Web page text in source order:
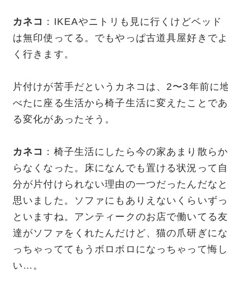
カネコ ：IKEAやニトリも見に行くけどベッド
は無印使ってる。でもやっぱ古道具屋好きでよ
く行きます。
片付けが苦手だというカネコは、2〜3年前に
べたに座る生活から椅子生活に変えたことであ
る変化があったそう。
カネコ ：椅子生活にしたら今の家あまり散らか
らなくなった。床になんでも置ける状況って自
分が片付けられない理由の一つだったんだなと
思いました。ソファにもありえないくらいずっ
といますね。アンティークのお店で働いてる友
達がソファをくれたんだけど、猫の爪研ぎにな
っちゃっててもうボロボロになっちゃって悔し
い…。